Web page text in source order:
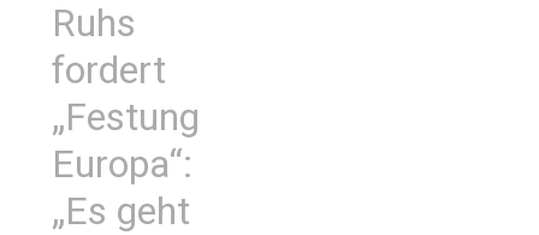
Ruhs
fordert
„Festung
Europa“:
„Es geht